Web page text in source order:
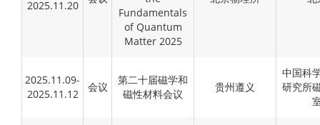
2025.11.20
Fundamentals
of Quantum
Matter 2025
2025.11.09-
2025.11.12
会议
第二十届磁学和
磁性材料会议
贵州遵义
中国科
研究所